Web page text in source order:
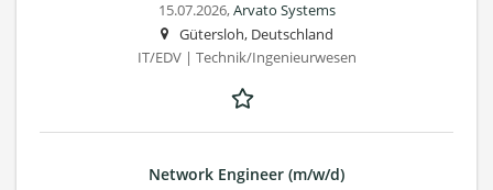
15.07.2026,Arvato Systems
Gütersloh, Deutschland
IT/EDV | Technik/Ingenieurwesen
Network Engineer (m/w/d)